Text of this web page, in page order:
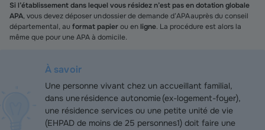
Si l’établissement dans lequel vous résidez n’est pas en dotation globale
APA, vous devez déposer un dossier de demande d’APA auprès du conseil
départemental, au format papierou enligne. La procédure est alors la
même que pour une APA à domicile.
À savoir
Une personne vivant chez un accueillant familial,
dans une résidence autonomie (ex-logement-foyer),
une résidence services ou une petite unité de vie
(EHPAD de moins de 25 personnes1) doit faire une